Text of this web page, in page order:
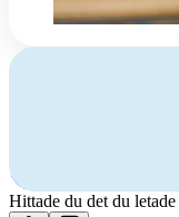
Har du frågor
Kontakta oss
Hittade du det du letade